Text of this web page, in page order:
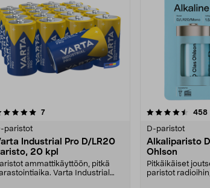
7arvostelut
paristot
Industrial Pro D/LR20
20 kpl
ammattikäyttöön, pitkä
Varta Industrial
4.5 viidestä
458
D-paristot
Alkaliparisto
Ohlson
Pitkäikäiset
paristot
4.5